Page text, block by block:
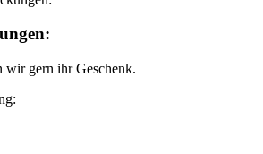
wir gern ihr Geschenk.